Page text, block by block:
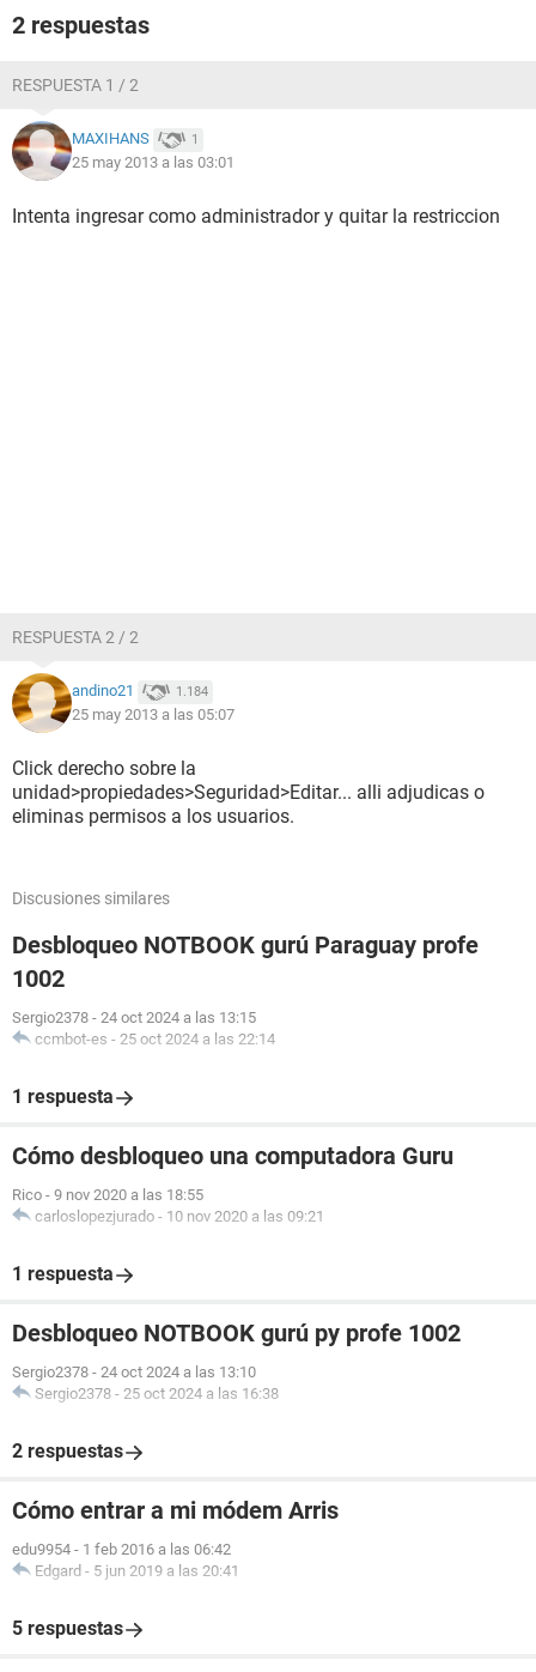
2 respuestas
RESPUESTA 1 / 2
MAXIHANS 1
25 may 2013 a las 03:01
Intenta ingresar como administrador y quitar la restriccion
RESPUESTA 2 / 2
andino21 1.184
25 may 2013 a las 05:07
Click derecho sobre la
unidad>propiedades>Seguridad>Editar... alli adjudicas o
eliminas permisos a los usuarios.
Discusiones similares
Desbloqueo NOTBOOK gurú Paraguay profe
1002
Sergio2378 - 24 oct 2024 a las 13:15
ccmbot-es - 25 oct 2024 a las 22:14
1 respuesta
Cómo desbloqueo una computadora Guru
Rico - 9 nov 2020 a las 18:55
carloslopezjurado - 10 nov 2020 a las 09:21
1 respuesta
Desbloqueo NOTBOOK gurú py profe 1002
Sergio2378 - 24 oct 2024 a las 13:10
Sergio2378 - 25 oct 2024 a las 16:38
2 respuestas
Cómo entrar a mi módem Arris
edu9954 - 1 feb 2016 a las 06:42
Edgard - 5 jun 2019 a las 20:41
5 respuestas